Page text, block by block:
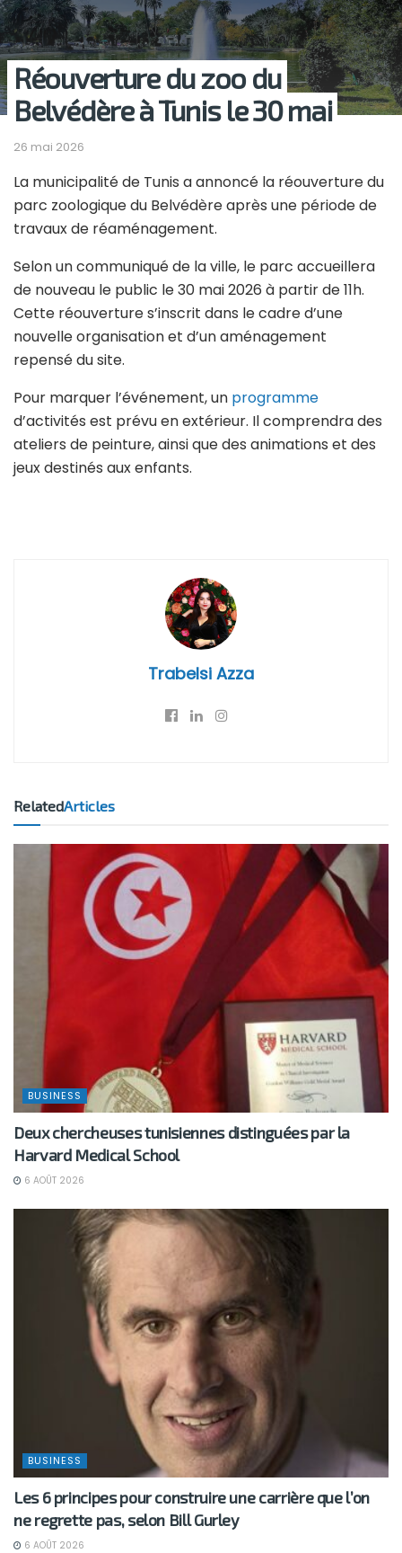
Réouverture du zoo du
Belvédère à Tunis le 30 mai
26 mai 2026
La municipalité de Tunis a annoncé la réouverture du
parc zoologique du Belvédère après une période de
travaux de réaménagement.
Selon un communiqué de la ville, le parc accueillera
de nouveau le public le 30 mai 2026 à partir de 11h.
Cette réouverture s’inscrit dans le cadre d’une
nouvelle organisation et d’un aménagement
repensé du site.
Pour marquer l’événement, un programme
d’activités est prévu en extérieur. Il comprendra des
ateliers de peinture, ainsi que des animations et des
jeux destinés aux enfants.
Trabelsi Azza
RelatedArticles
BUSINESS
Deux chercheuses tunisiennes distinguées par la
Harvard Medical School
6 AOÛT 2026
BUSINESS
Les 6 principes pour construire une carrière que l’on
ne regrette pas, selon Bill Gurley
6 AOÛT 2026